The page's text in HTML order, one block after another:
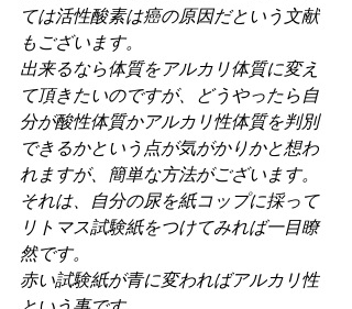
ては活性酸素は癌の原因だという文献
もございます。
出来るなら体質をアルカリ体質に変え
て頂きたいのですが、どうやったら自
分が酸性体質かアルカリ性体質を判別
できるかという点が気がかりかと想わ
れますが、簡単な方法がございます。
それは、自分の尿を紙コップに採って
リトマス試験紙をつけてみれば一目瞭
然です。
赤い試験紙が青に変わればアルカリ性